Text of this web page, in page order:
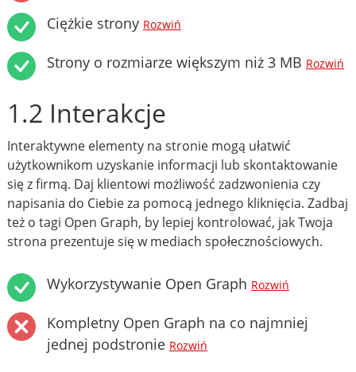
Ciężkie strony Rozwiń
Strony o rozmiarze większym niż 3 MB Rozwiń
1.2 Interakcje
Interaktywne elementy na stronie mogą ułatwić
użytkownikom uzyskanie informacji lub skontaktowanie
się z firmą. Daj klientowi możliwość zadzwonienia czy
napisania do Ciebie za pomocą jednego kliknięcia. Zadbaj
też o tagi Open Graph, by lepiej kontrolować, jak Twoja
strona prezentuje się w mediach społecznościowych.
Wykorzystywanie Open Graph Rozwiń
Kompletny Open Graph na co najmniej
jednej podstronie Rozwiń